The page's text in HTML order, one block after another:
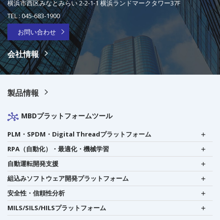
横浜市西区みなとみらい 2-2-1-1 横浜ランドマークタワー37F
TEL :045-683-1900
お問い合わせ
会社情報
製品情報
MBDプラットフォームツール
PLM・SPDM・Digital Threadプラットフォーム
RPA（自動化）・最適化・機械学習
自動運転開発支援
組込みソフトウェア開発プラットフォーム
安全性・信頼性分析
MILS/SILS/HILSプラットフォーム